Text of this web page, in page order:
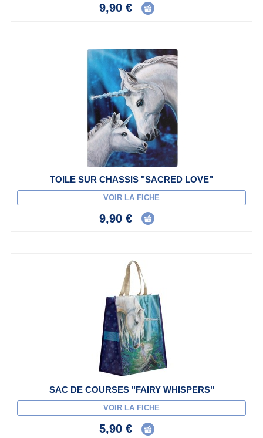
9,90 €
TOILE SUR CHASSIS "SACRED LOVE"
VOIR LA FICHE
9,90 €
SAC DE COURSES "FAIRY WHISPERS"
VOIR LA FICHE
5,90 €